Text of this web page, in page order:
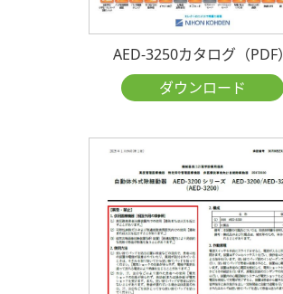
AED-3250カタログ（PDF）
ダウンロード